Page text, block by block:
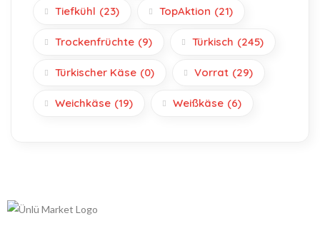
Tiefkühl (23) TopAktion (21)
Trockenfrüchte (9) Türkisch (245)
Türkischer Käse (0) Vorrat (29)
Weichkäse (19) Weißkäse (6)